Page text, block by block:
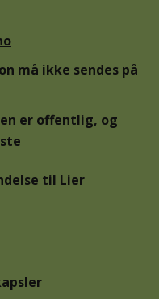
må ikke sendes på
er offentlig, og
til Lier